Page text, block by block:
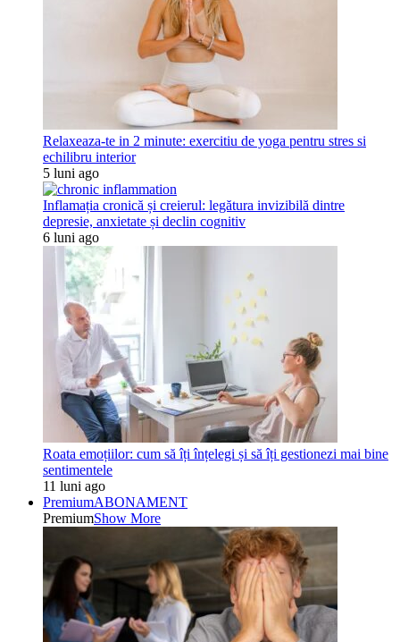
Relaxeaza-te in 2 minute: exercitiu de yoga pentru stres si
echilibru interior
5 luni ago
Inflamația cronică și creierul: legătura invizibilă dintre
depresie, anxietate și declin cognitiv
6 luni ago
Roata emoțiilor: cum să îți înțelegi și să îți gestionezi mai bine
sentimentele
11 luni ago
PremiumABONAMENT
PremiumShow More